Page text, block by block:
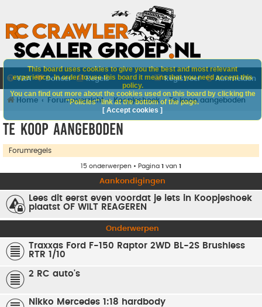
V&A Doneer Regels Aanmelden
Registreer
Home Forumoverzicht Koopjeshoek Te koop aangeboden
Te koop aangeboden
Forumregels
15 onderwerpen • Pagina 1 van 1
Aankondigingen
Lees dit eerst even voordat je iets in Koopjeshoek
plaatst OF WILT REAGEREN
Onderwerpen
Traxxas Ford F-150 Raptor 2WD BL-2S Brushless
RTR 1/10
2 RC auto's
Nikko Mercedes 1:18 hardbody
This board uses cookies to give you the best and most relevant
experience. In order to use this board it means that you need accept this
policy.
You can find out more about the cookies used on this board by clicking the
"Policies" link at the bottom of the page.
[ Accept cookies ]